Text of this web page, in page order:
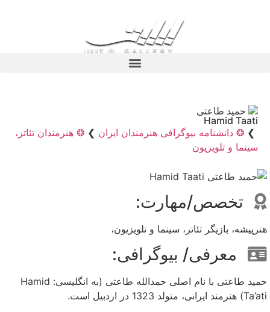
حمید طاعتی
Hamid Taati
❯ ❂ دانشنامه بیوگرافی هنرمندان ایران ❯ ❂ هنرمندان تئاتر،
سینما و تلویزیون
تخصص/مهارت:
هنرپیشه، بازیگر تئاتر، سینما و تلویزیون،
معرفی/ بیوگرافی:
حمید طاعتی با نام اصلی حمدالله طاعتی (به انگلیسی: Hamid
Ta’ati) هنرمند ایرانی، متولد 1323 در اردبیل است.